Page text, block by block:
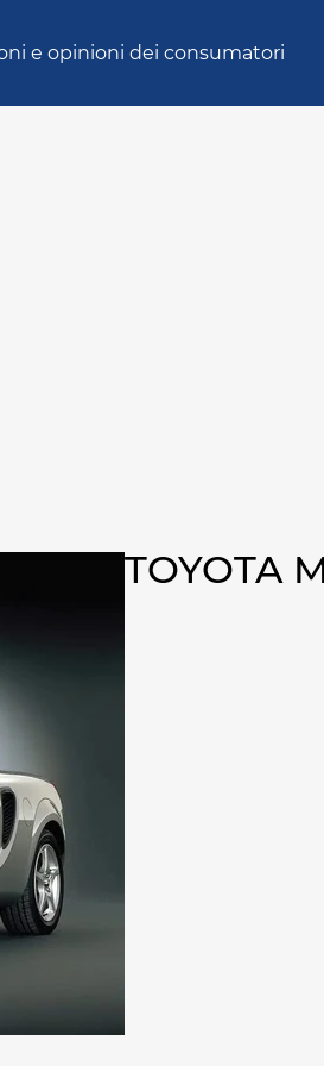
e opinioni dei consumatori
TOYOTA